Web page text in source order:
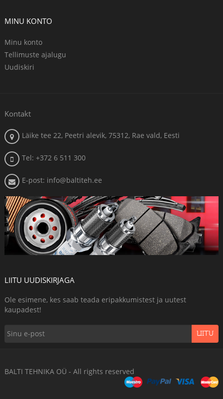
MINU KONTO
Minu konto
Tellimuste ajalugu
Uudiskiri
Kontakt
Läike tee 22, Peetri alevik, 75312, Rae vald, Eesti
Tel: +372 6 511 300
E-post: info@baltiteh.ee
LIITU UUDISKIRJAGA
Ole esimene, kes saab teada eripakkumistest ja uutest
kaupadest!
LIITU
BALTI TEHNIKA OÜ - All rights reserved